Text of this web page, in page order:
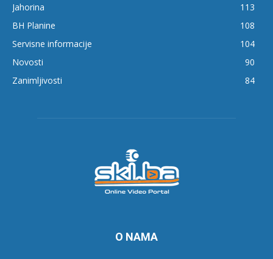
Jahorina
113
BH Planine
108
Servisne informacije
104
Novosti
90
Zanimljivosti
84
O NAMA